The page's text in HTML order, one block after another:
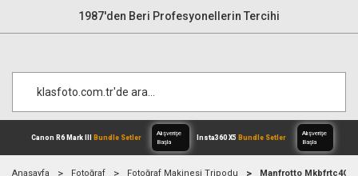
1987'den Beri Profesyonellerin Tercihi
Anasayfa Fotoğraf Fotoğraf Makinesi Tripodu Manfrotto Mkbfrtc4Gt-